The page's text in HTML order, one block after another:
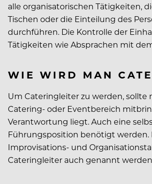
alle organisatorischen Tätigkeiten,
Tischen oder die Einteilung des
durchführen. Die Kontrolle der
Tätigkeiten wie Absprachen mit
WIE WIRD MAN
Um Cateringleiter zu werden, sollte
Catering- oder Eventbereich
Verantwortung liegt. Auch eine
Führungsposition benötigt werden.
Improvisations- und
Cateringleiter auch genannt